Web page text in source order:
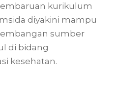
kurikulum
diyakini mampu
sumber
di bidang
kesehatan.